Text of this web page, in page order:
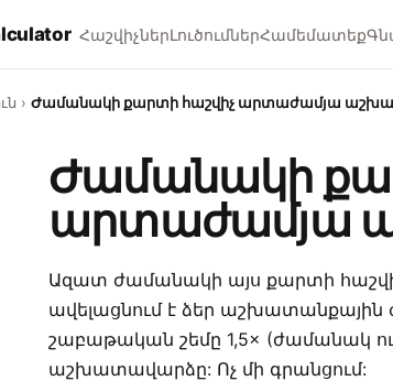
ՀաշվիչներԼուծումներՀամեմատեք
› Ժամանակի քարտի հաշվիչ արտաժամյա
Ժամանակի
արտաժամյա
Ազատ ժամանակի այս քարտի
ավելացնում է ձեր աշխատանքային
շաբաթական շեմը 1,5× (ժամանակ ու
աշխատավարձը: Ոչ մի գրանցում: